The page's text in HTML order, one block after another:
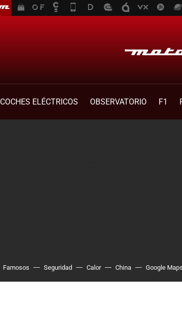
COCHES ELÉCTRICOS OBSERVATORIO F1
Famosos Seguridad Calor China Google Maps